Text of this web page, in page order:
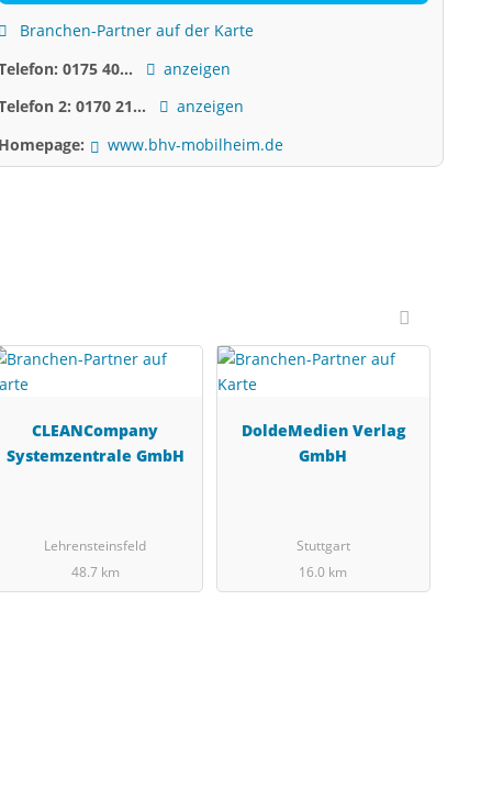
Branchen-Partner auf der Karte
0175 40...
anzeigen
2:0170 21...
anzeigen
Homepage:
www.bhv-mobilheim.de
CLEANCompany
Systemzentrale GmbH
Lehrensteinsfeld
48.7 km
DoldeMedien Verlag
GmbH
Stuttgart
16.0 km